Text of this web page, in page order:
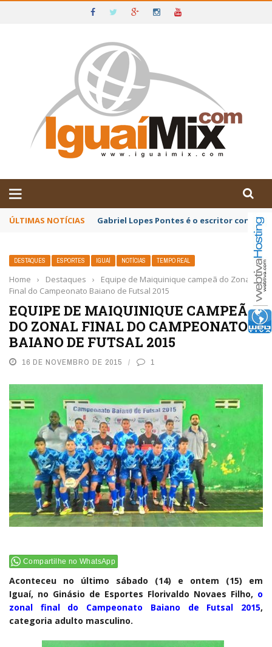
IGUAÍ E SUDOESTE DA BAHIA
ÚLTIMAS NOTÍCIAS Após reunião da APLB Sindicato,
DESTAQUES ESPORTES IGUAÍ NOTÍCIAS TEMPO REAL
Home › Destaques ›
Equipe de Maiquinique campeã do Zonal
Final do Campeonato Baiano de Futsal 2015
EQUIPE DE MAIQUINIQUE CAMPEÃ
DO ZONAL FINAL DO CAMPEONATO
BAIANO DE FUTSAL 2015
16 DE NOVEMBRO DE 2015 1
Compartilhe no WhatsApp
Aconteceu no último sábado (14) e ontem (15) em
Iguaí, no Ginásio de Esportes Florivaldo Novaes Filho, o
zonal final do Campeonato Baiano de Futsal 2015,
categoria adulto masculino.